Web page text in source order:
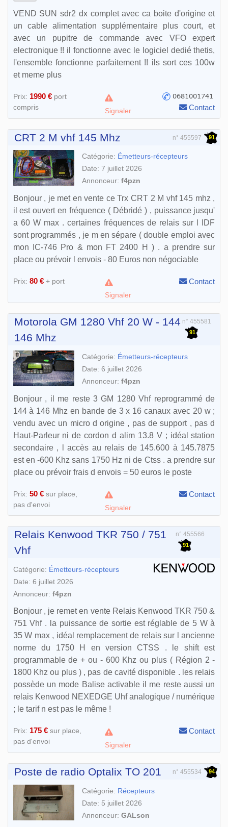
VEND SUN sdr2 dx complet avec ca boite d'origine et
un cable alimentation supplémentaire plus court, et
avec un pupitre de commande avec VFO expert
electronique !! il fonctionne avec le logiciel dedié thetis,
l'ensemble fonctionne parfaitement !! ils sort ces 100w
et meme plus
Prix: 1990 € port
compris
Signaler Contact
CRT 2 M vhf 145 Mhz n° 455597 91
Catégorie: Émetteurs-récepteurs
Date: 7 juillet 2026
Annonceur: f4pzn
Bonjour , je met en vente ce Trx CRT 2 M vhf 145 mhz ,
il est ouvert en fréquence ( Débridé ) , puissance jusqu'
a 60 W max . certaines fréquences de relais sur l IDF
sont programmés , je m en sépare ( double emploi avec
mon IC-746 Pro & mon FT 2400 H ) . a prendre sur
place ou prévoir l envois - 80 Euros non négociable
Prix: 80 € + port
Signaler
Contact
Motorola GM 1280 Vhf 20 W - 144
146 Mhz
n° 455581
91
Catégorie: Émetteurs-récepteurs
Date: 6 juillet 2026
Annonceur: f4pzn
Bonjour , il me reste 3 GM 1280 Vhf reprogrammé de
144 à 146 Mhz en bande de 3 x 16 canaux avec 20 w ;
vendu avec un micro d origine , pas de support , pas d
Haut-Parleur ni de cordon d alim 13.8 V ; idéal station
secondaire , l accès au relais de 145.600 à 145.7875
est en -600 Khz sans 1750 Hz ni de Ctss . a prendre sur
place ou prévoir frais d envois = 50 euros le poste
Prix: 50 € sur place,
pas d'envoi
Signaler
Contact
Relais Kenwood TKR 750 / 751
Vhf
n° 455566
91
Catégorie: Émetteurs-récepteurs
Date: 6 juillet 2026
Annonceur: f4pzn
Bonjour , je remet en vente Relais Kenwood TKR 750 &
751 Vhf . la puissance de sortie est réglable de 5 W à
35 W max , idéal remplacement de relais sur l ancienne
norme du 1750 H en version CTSS . le shift est
programmable de + ou - 600 Khz ou plus ( Région 2 -
1800 Khz ou plus ) , pas de cavité disponible . les relais
possède un mode Balise activable il me reste aussi un
relais Kenwood NEXEDGE Uhf analogique / numérique
; le tarif n est pas le même !
Prix: 175 € sur place,
pas d'envoi
Signaler
Contact
Poste de radio Optalix TO 201 n° 455534 94
Catégorie: Récepteurs
Date: 5 juillet 2026
Annonceur: GALson